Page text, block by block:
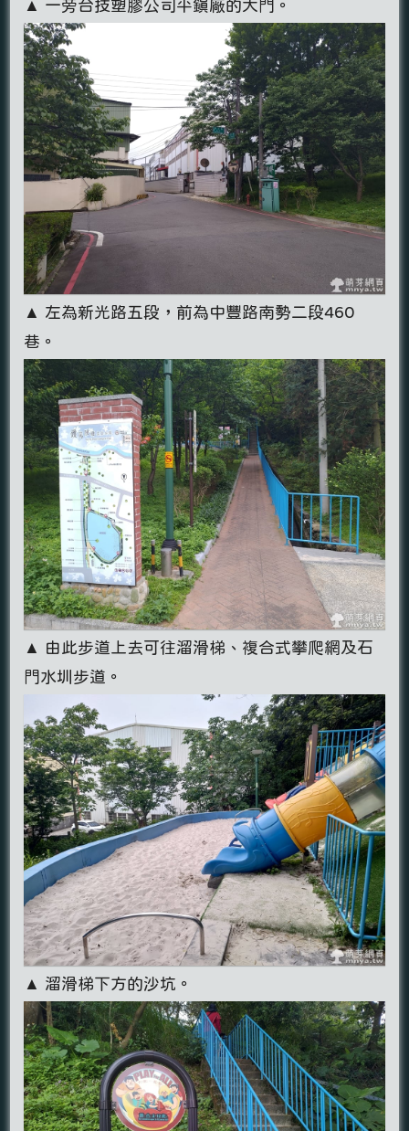
▲ 一旁台技塑膠公司平鎮廠的大門。
▲ 左為新光路五段，前為中豐路南勢二段460
巷。
▲ 由此步道上去可往溜滑梯、複合式攀爬網及石
門水圳步道。
▲ 溜滑梯下方的沙坑。